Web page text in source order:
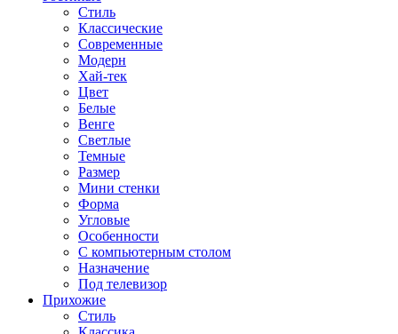
Стиль
Классические
Современные
Модерн
Хай-тек
Цвет
Белые
Венге
Светлые
Темные
Размер
Мини стенки
Форма
Угловые
Особенности
С компьютерным столом
Назначение
Под телевизор
Прихожие
Стиль